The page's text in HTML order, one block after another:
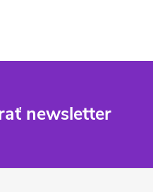
newsletter